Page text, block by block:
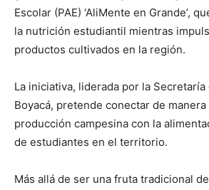
Escolar (PAE) ‘AliMente en Grande’,
la nutrición estudiantil mientras
productos cultivados en la región.
La iniciativa, liderada por la Secretaría
Boyacá, pretende conectar de
producción campesina con la
de estudiantes en el territorio.
Más allá de ser una fruta tradicional